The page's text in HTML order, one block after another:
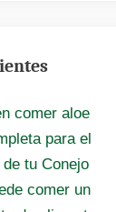
comer aloe
para el
tu Conejo
comer un